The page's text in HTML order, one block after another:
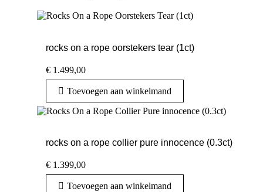
rocks on a rope oorstekers tear (1ct)
€ 1.499,00
Toevoegen aan winkelmand
rocks on a rope collier pure innocence (0.3ct)
€ 1.399,00
Toevoegen aan winkelmand